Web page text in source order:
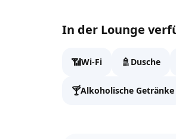
In der Lounge
📶Wi-Fi 🚿 Dusche
🍸Alkoholische Getränke